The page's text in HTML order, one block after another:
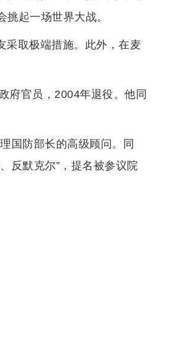
起一场世界大战。
采取极端措施。此外，在麦
府官员，2004年退役。他同
国防部长的高级顾问。同
反默克尔”，提名被参议院